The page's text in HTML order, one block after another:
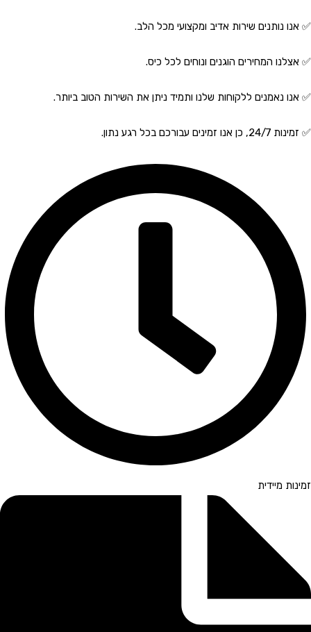
✅ אנו נותנים שירות אדיב ומקצועי מכל הלב.
✅ אצלנו המחירים הוגנים ונוחים לכל כיס.
✅ אנו נאמנים ללקוחות שלנו ותמיד ניתן את השירות הטוב ביותר.
✅ זמינות 24/7, כן אנו זמינים עבורכם בכל רגע נתון.
זמינות מיידית